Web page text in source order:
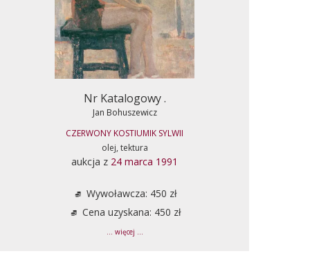
Nr Katalogowy .
Jan Bohuszewicz
CZERWONY KOSTIUMIK SYLWII
olej, tektura
aukcja z 24 marca 1991
Wywoławcza: 450 zł
Cena uzyskana: 450 zł
... więcej ...